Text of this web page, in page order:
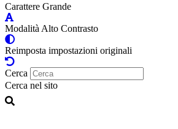
Carattere Grande
Modalità Alto Contrasto
Reimposta impostazioni originali
Cerca
Cerca nel sito